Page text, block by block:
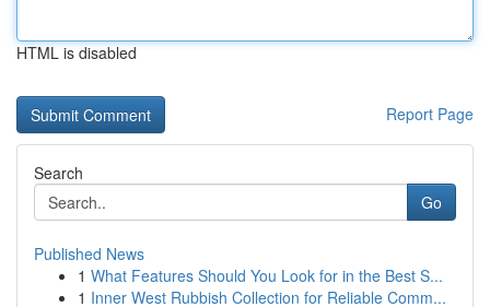
HTML is disabled
Report Page
Search
Go
Published News
1 What Features Should You Look for in the Best S...
1 Inner West Rubbish Collection for Reliable Comm...